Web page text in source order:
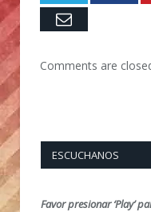
Email
Comments are
ESCUCHANOS
Favor presionar ‘Play’